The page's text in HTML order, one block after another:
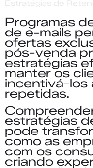
Programas
de e-mails
ofertas
pós-venda
estratégias
manter os
incentivá-los
repetidas.
estratégias
pode
como as
com os
criando